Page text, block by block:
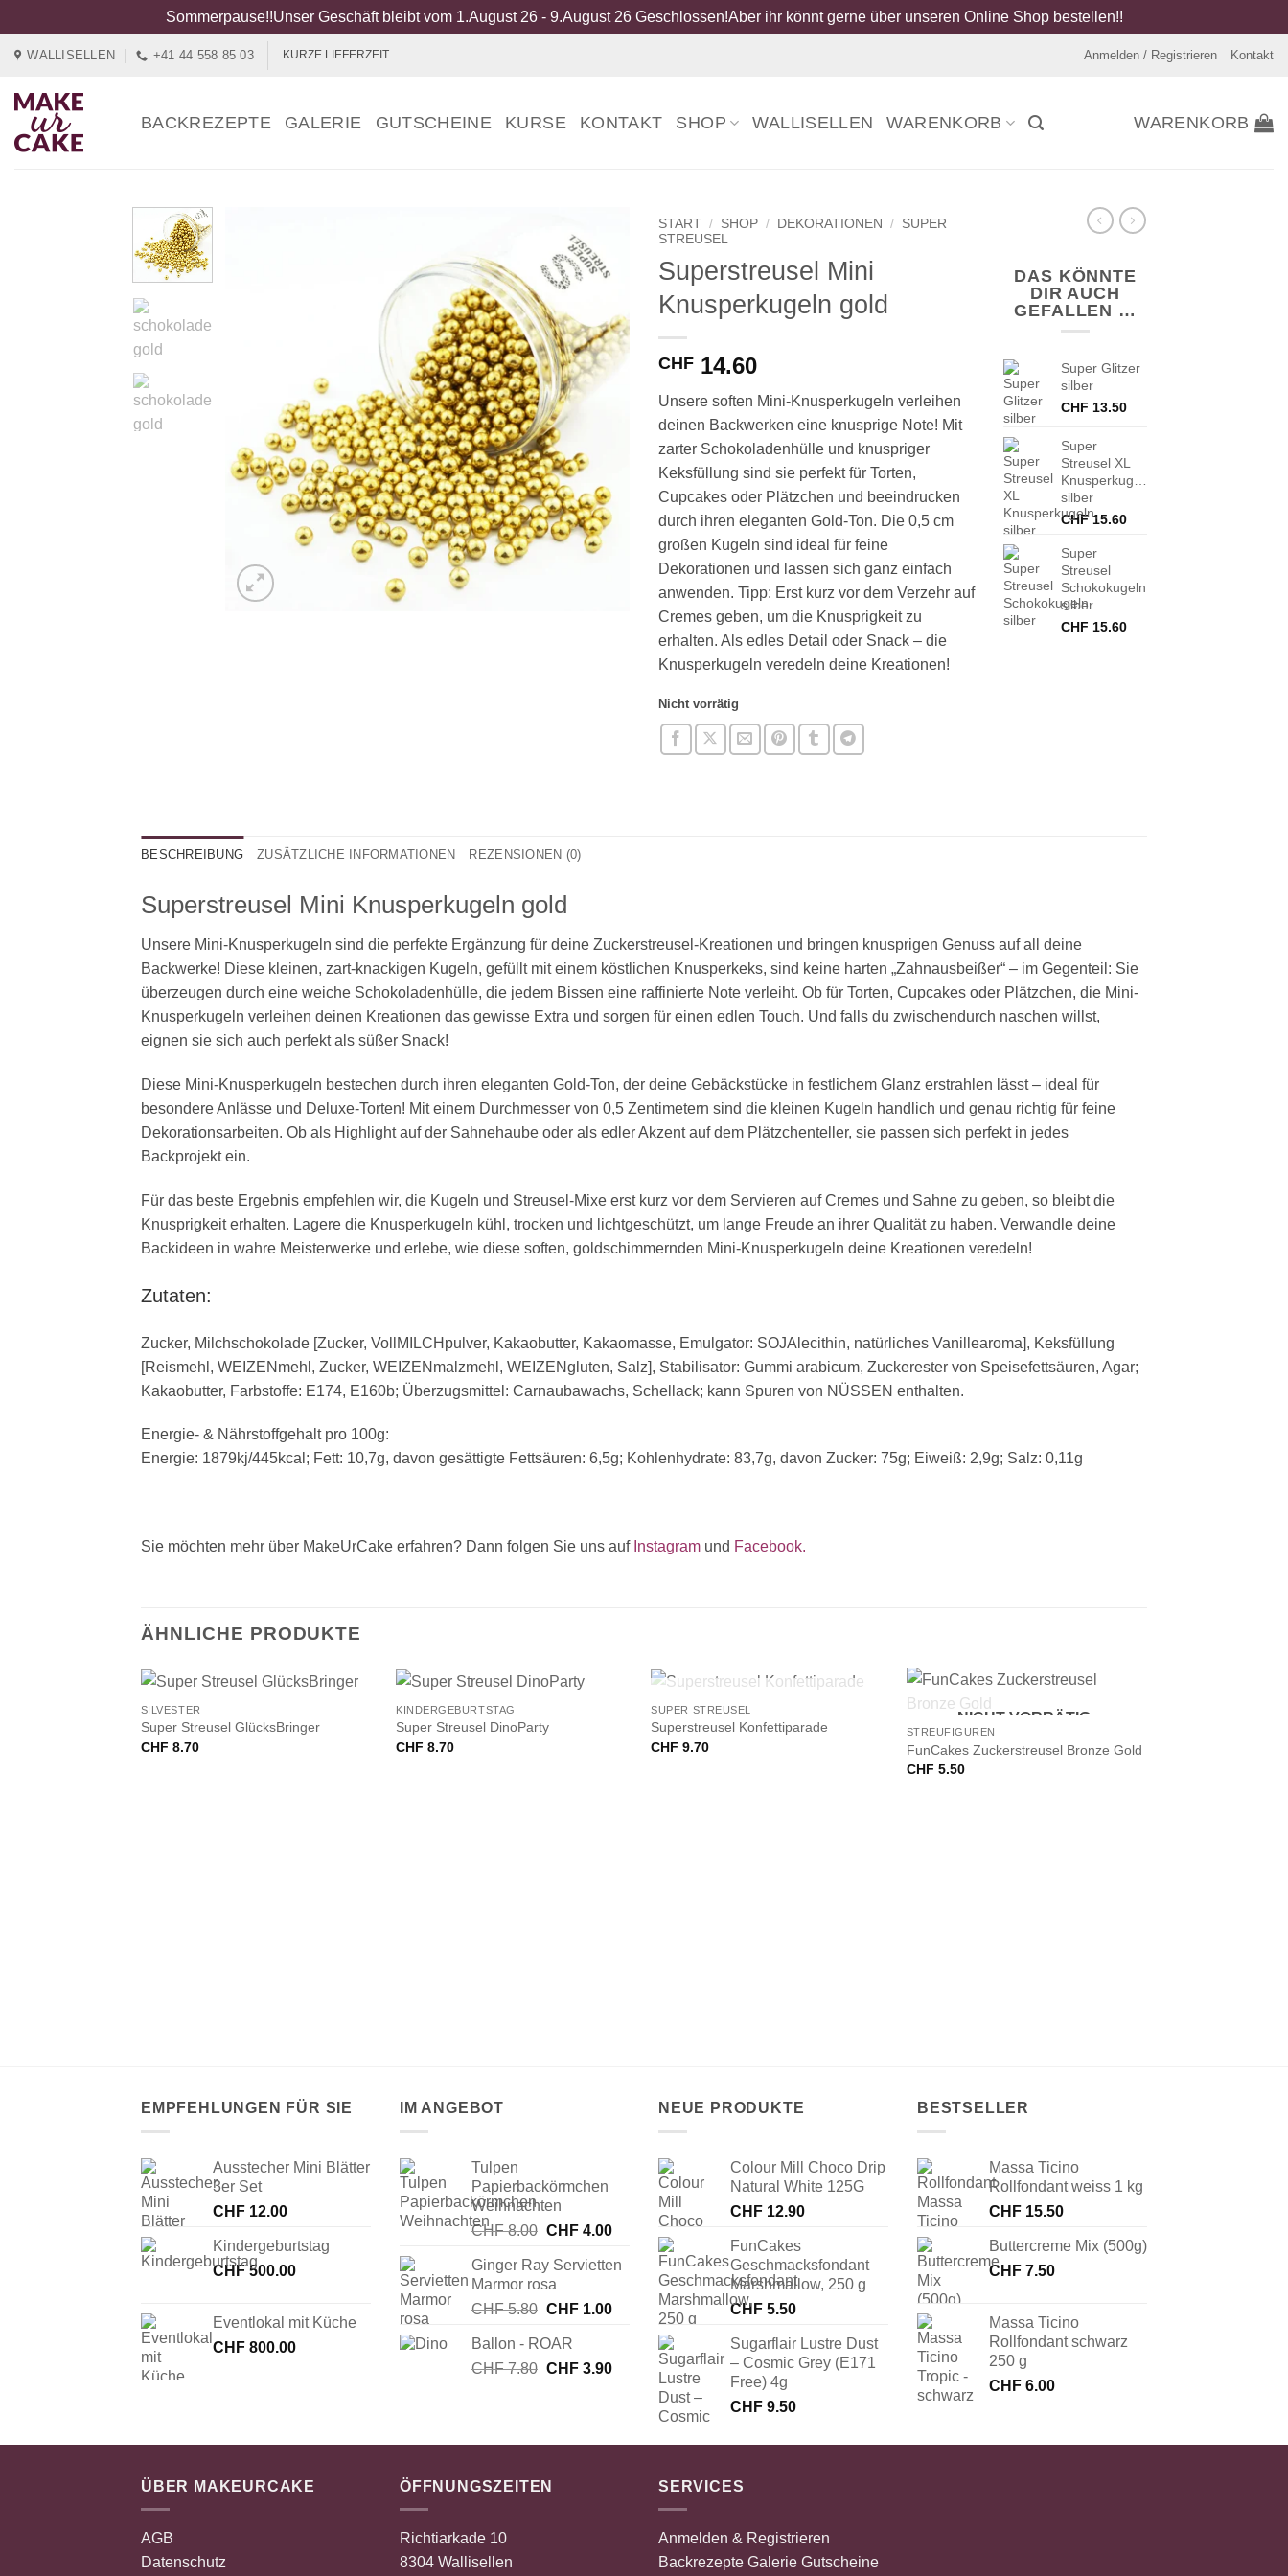
Sommerpause!!Unser Geschäft bleibt vom 1.August 26 - 9.August 26 Geschlossen!Aber ihr könnt gerne über unseren Online Shop bestellen!!
springen
WALLISELLEN +41 44 558 85 03 KURZE LIEFERZEIT Anmelden / Registrieren Kontakt
BACKREZEPTE GALERIE GUTSCHEINE KURSE KONTAKT SHOP WALLISELLEN WARENKORB WARENKORB
START / SHOP / DEKORATIONEN / SUPER
STREUSEL
Superstreusel Mini
Knusperkugeln gold
CHF 14.60
Unsere soften Mini-Knusperkugeln verleihen
deinen Backwerken eine knusprige Note! Mit
zarter Schokoladenhülle und knuspriger
Keksfüllung sind sie perfekt für Torten,
Cupcakes oder Plätzchen und beeindrucken
durch ihren eleganten Gold-Ton. Die 0,5 cm
großen Kugeln sind ideal für feine
Dekorationen und lassen sich ganz einfach
anwenden. Tipp: Erst kurz vor dem Verzehr auf
Cremes geben, um die Knusprigkeit zu
erhalten. Als edles Detail oder Snack – die
Knusperkugeln veredeln deine Kreationen!
Nicht vorrätig
DAS KÖNNTE
DIR AUCH
GEFALLEN …
Super Glitzer
silber
CHF 13.50
Super
Streusel XL
Knusperkugeln,
silber
CHF15.60
Super
Streusel
Schokokugeln
silber
CHF 15.60
BESCHREIBUNG ZUSÄTZLICHE INFORMATIONEN REZENSIONEN (0)
Superstreusel Mini Knusperkugeln gold
Unsere Mini-Knusperkugeln sind die perfekte Ergänzung für deine Zuckerstreusel-Kreationen und bringen knusprigen Genuss auf all deine
Backwerke! Diese kleinen, zart-knackigen Kugeln, gefüllt mit einem köstlichen Knusperkeks, sind keine harten „Zahnausbeißer“ – im Gegenteil: Sie
überzeugen durch eine weiche Schokoladenhülle, die jedem Bissen eine raffinierte Note verleiht. Ob für Torten, Cupcakes oder Plätzchen, die Mini-
Knusperkugeln verleihen deinen Kreationen das gewisse Extra und sorgen für einen edlen Touch. Und falls du zwischendurch naschen willst,
eignen sie sich auch perfekt als süßer Snack!
Diese Mini-Knusperkugeln bestechen durch ihren eleganten Gold-Ton, der deine Gebäckstücke in festlichem Glanz erstrahlen lässt – ideal für
besondere Anlässe und Deluxe-Torten! Mit einem Durchmesser von 0,5 Zentimetern sind die kleinen Kugeln handlich und genau richtig für feine
Dekorationsarbeiten. Ob als Highlight auf der Sahnehaube oder als edler Akzent auf dem Plätzchenteller, sie passen sich perfekt in jedes
Backprojekt ein.
Für das beste Ergebnis empfehlen wir, die Kugeln und Streusel-Mixe erst kurz vor dem Servieren auf Cremes und Sahne zu geben, so bleibt die
Knusprigkeit erhalten. Lagere die Knusperkugeln kühl, trocken und lichtgeschützt, um lange Freude an ihrer Qualität zu haben. Verwandle deine
Backideen in wahre Meisterwerke und erlebe, wie diese soften, goldschimmernden Mini-Knusperkugeln deine Kreationen veredeln!
Zutaten:
Zucker, Milchschokolade [Zucker, VollMILCHpulver, Kakaobutter, Kakaomasse, Emulgator: SOJAlecithin, natürliches Vanillearoma], Keksfüllung
[Reismehl, WEIZENmehl, Zucker, WEIZENmalzmehl, WEIZENgluten, Salz], Stabilisator: Gummi arabicum, Zuckerester von Speisefettsäuren, Agar;
Kakaobutter, Farbstoffe: E174, E160b; Überzugsmittel: Carnaubawachs, Schellack; kann Spuren von NÜSSEN enthalten.
Energie- & Nährstoffgehalt pro 100g:
Energie: 1879kj/445kcal; Fett: 10,7g, davon gesättigte Fettsäuren: 6,5g; Kohlenhydrate: 83,7g, davon Zucker: 75g; Eiweiß: 2,9g; Salz: 0,11g
Sie möchten mehr über MakeUrCake erfahren? Dann folgen Sie uns auf Instagram und Facebook.
ÄHNLICHE PRODUKTE
+
SILVESTER
Super Streusel GlücksBringer
CHF 8.70
+
KINDERGEBURTSTAG
Super Streusel DinoParty
CHF 8.70
+
NICHT VORRÄTIG
SUPER STREUSEL
Superstreusel Konfettiparade
CHF 9.70
NICHT VORRÄTIG
STREUFIGUREN
FunCakes Zuckerstreusel Bronze Gold
CHF 5.50
EMPFEHLUNGEN FÜR SIE
Ausstecher Mini Blätter
3er Set
CHF 12.00
Kindergeburtstag
CHF500.00
Eventlokal mit Küche
CHF 800.00
IM ANGEBOT
Tulpen
Papierbackörmchen
Weihnachten
CHF8.00 Ursprünglicher
war:
CHF 8.00
CHF4.00Aktueller
ist:
CHF 4.00.
Ginger Ray Servietten
Marmor rosa
CHF5.80 Ursprünglicher
war:
CHF 5.80
CHF1.00Aktueller
CHF 1.00.
Ballon - ROAR
CHF7.80 Ursprünglicher
CHF3.90Aktueller
NEUE PRODUKTE
Colour Mill Choco Drip
Natural White 125G
CHF 12.90
FunCakes
Geschmacksfondant
Marshmallow, 250 g
CHF 5.50
Sugarflair Lustre Dust
– Cosmic Grey (E171
Free) 4g
CHF 9.50
BESTSELLER
Massa Ticino
Rollfondant weiss 1 kg
CHF 15.50
Buttercreme Mix (500g)
CHF 7.50
Massa Ticino
Rollfondant schwarz
250 g
CHF 6.00
ÜBER MAKEURCAKE
AGB
Datenschutz
ÖFFNUNGSZEITEN
Richtiarkade 10
8304 Wallisellen
SERVICES
Anmelden & Registrieren
Backrezepte Galerie Gutscheine